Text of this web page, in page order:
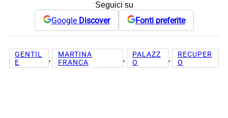
Seguici su
Google Discover Fonti preferite
GENTIL
E
,
MARTINA
FRANCA
,
PALAZZ
O
,
RECUPER
O